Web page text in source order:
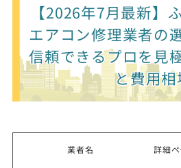
【2026年7月最新】
エアコン修理業者の
信頼できるプロを見
と費用相
業者名 詳細